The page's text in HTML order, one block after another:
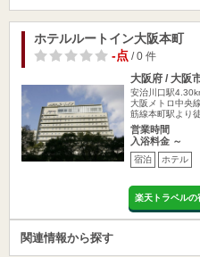
ホテルルートイン大阪本町
-点/ 0 件
大阪府 / 大阪
安治川口駅
大阪メトロ中央
筋線本町駅より
営業時間
入浴料金 ～
宿泊 ホテル
楽天トラベルの
関連情報から探す